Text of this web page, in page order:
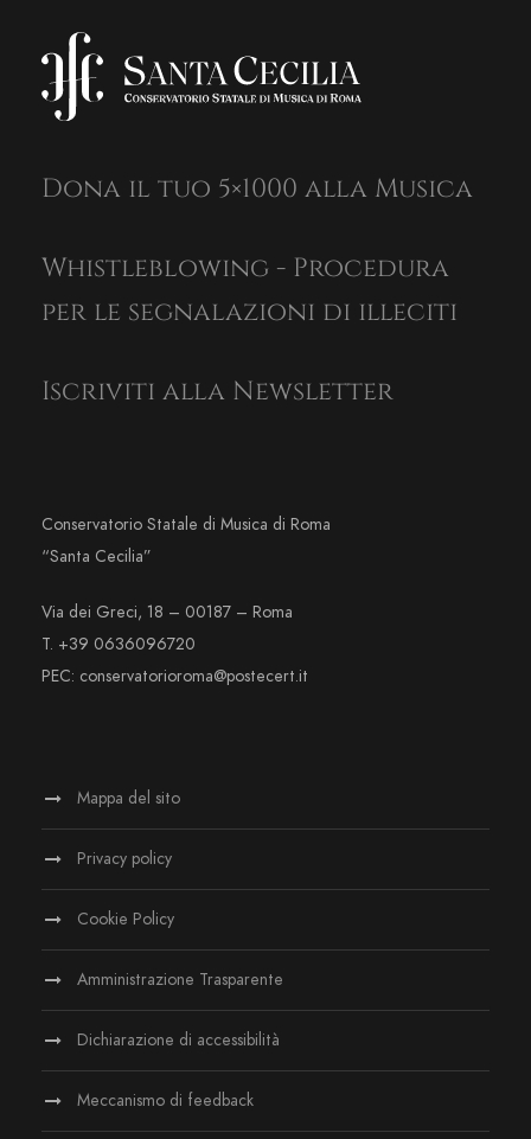
Dona il tuo 5×1000 alla Musica
Whistleblowing - Procedura
per le segnalazioni di illeciti
Iscriviti alla Newsletter
Conservatorio Statale di Musica di Roma
“Santa Cecilia”
Via dei Greci, 18 – 00187 – Roma
T. +39 0636096720
PEC: conservatorioroma@postecert.it
Mappa del sito
Privacy policy
Cookie Policy
Amministrazione Trasparente
Dichiarazione di accessibilità
Meccanismo di feedback